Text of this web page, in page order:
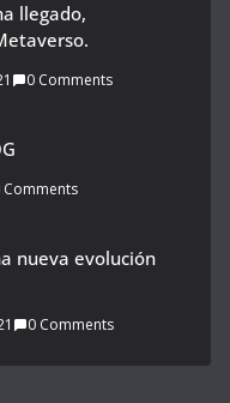
llegado,
0 Comments
Comments
nueva evolución
0 Comments